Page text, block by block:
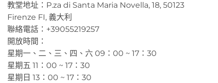
教堂地址：P.za di Santa Maria Novella, 18, 50123
Firenze FI, 義大利
聯絡電話：+39055219257
開放時間：
星期一、二、三、四、六 09：00 ~ 17：30
星期五 11：00 ~ 17：30
星期日 13：00 ~ 17：30